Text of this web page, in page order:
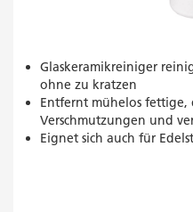
Glaskeramikreiniger
ohne zu kratzen
Entfernt mühelos fettige,
Verschmutzungen und
Eignet sich auch für